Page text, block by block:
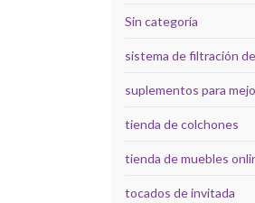
Sin categoría
sistema de filtración
suplementos para
tienda de colchones
tienda de muebles
tocados de invitada